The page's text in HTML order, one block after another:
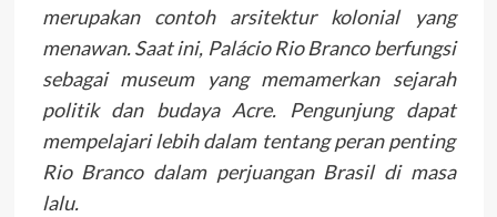
merupakan contoh arsitektur kolonial yang
menawan. Saat ini, Palácio Rio Branco berfungsi
sebagai museum yang memamerkan sejarah
politik dan budaya Acre. Pengunjung dapat
mempelajari lebih dalam tentang peran penting
Rio Branco dalam perjuangan Brasil di masa
lalu.